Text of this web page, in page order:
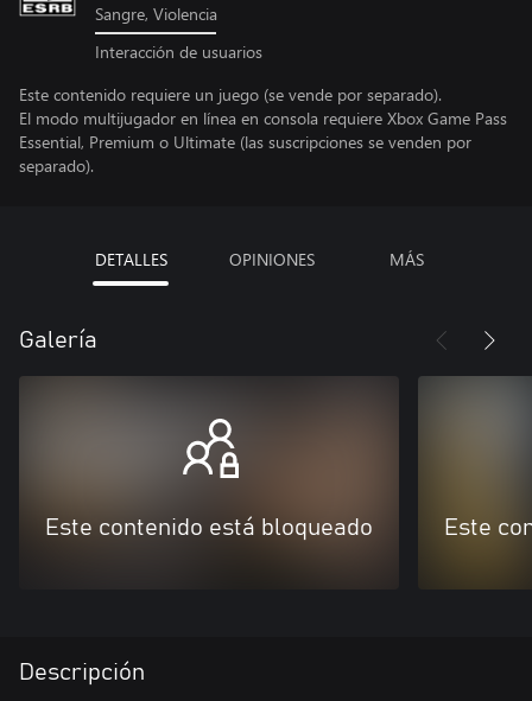
Sangre, Violencia
Interacción de usuarios
Este contenido requiere un juego (se vende por separado).
El modo multijugador en línea en consola requiere Xbox Game Pass
Essential, Premium o Ultimate (las suscripciones se venden por
separado).
DETALLES OPINIONES MÁS
Galería
Este contenido está bloqueado Este
Descripción